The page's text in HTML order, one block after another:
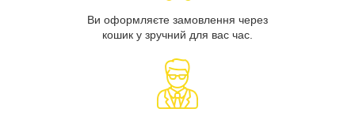
Ви оформляєте замовлення через
кошик у зручний для вас час.